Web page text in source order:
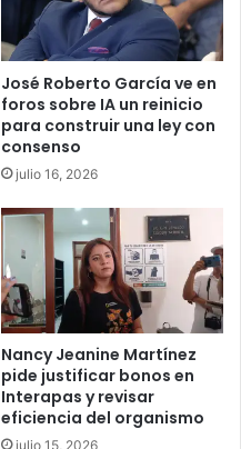
José Roberto García ve en
foros sobre IA un reinicio
para construir una ley con
consenso
julio 16, 2026
Nancy Jeanine Martínez
pide justificar bonos en
Interapas y revisar
eficiencia del organismo
julio 15, 2026